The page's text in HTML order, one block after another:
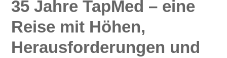
35 Jahre TapMed – eine
Reise mit Höhen,
Herausforderungen und